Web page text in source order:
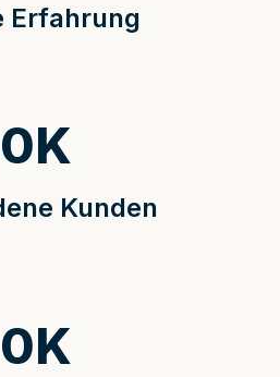
Erfahrung
Kunden
0K
0K